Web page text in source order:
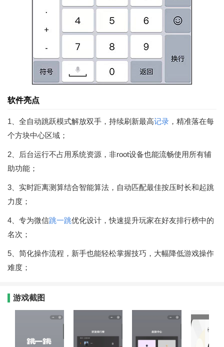
软件亮点
1、全自动跳跃模式解放双手，持续刷新最高记录 ，精准落在每
个方块中心区域；
2、后台运行不占用系统资源，非root设备也能流畅使用所有辅
助功能；
3、实时距离测算结合智能算法，自动匹配最佳按压时长和起跳
力度；
4、专为微信跳一跳优化设计，快速提升玩家在好友排行榜中的
名次；
5、简化操作流程，新手也能轻松掌握技巧，大幅降低游戏操作
难度；
游戏截图